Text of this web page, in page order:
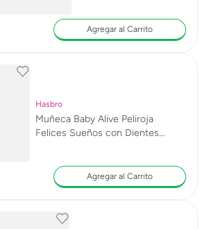
Agregar al Carrito
Hasbro
Muñeca Baby Alive Peliroja
Felices Sueños con Dientes
Agregar al Carrito